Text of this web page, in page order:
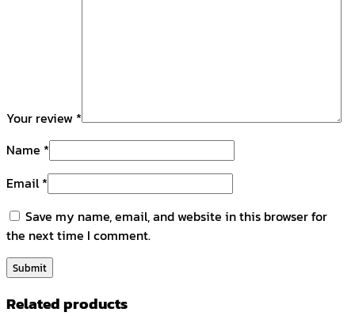
Your review *
Name *
Email*
Save my name, email, and website in this browser for
the next time I comment.
Related products